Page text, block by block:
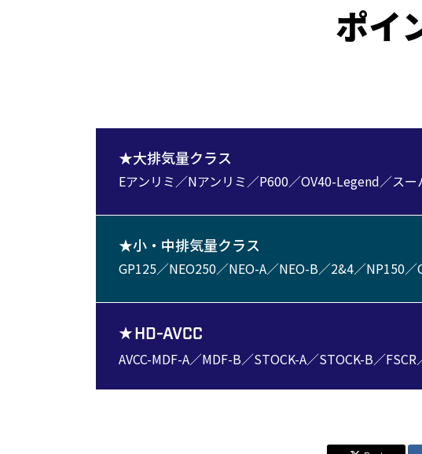
ポイ
★大排気量クラス
Eアンリミ／Nアンリミ／P600／OV40-Legend／スー
★小・中排気量クラス
GP125／NEO250／NEO-A／NEO-B／2&4／NP150
★HD-AVCC
AVCC-MDF-A／MDF-B／STOCK-A／STOCK-B／FSCR